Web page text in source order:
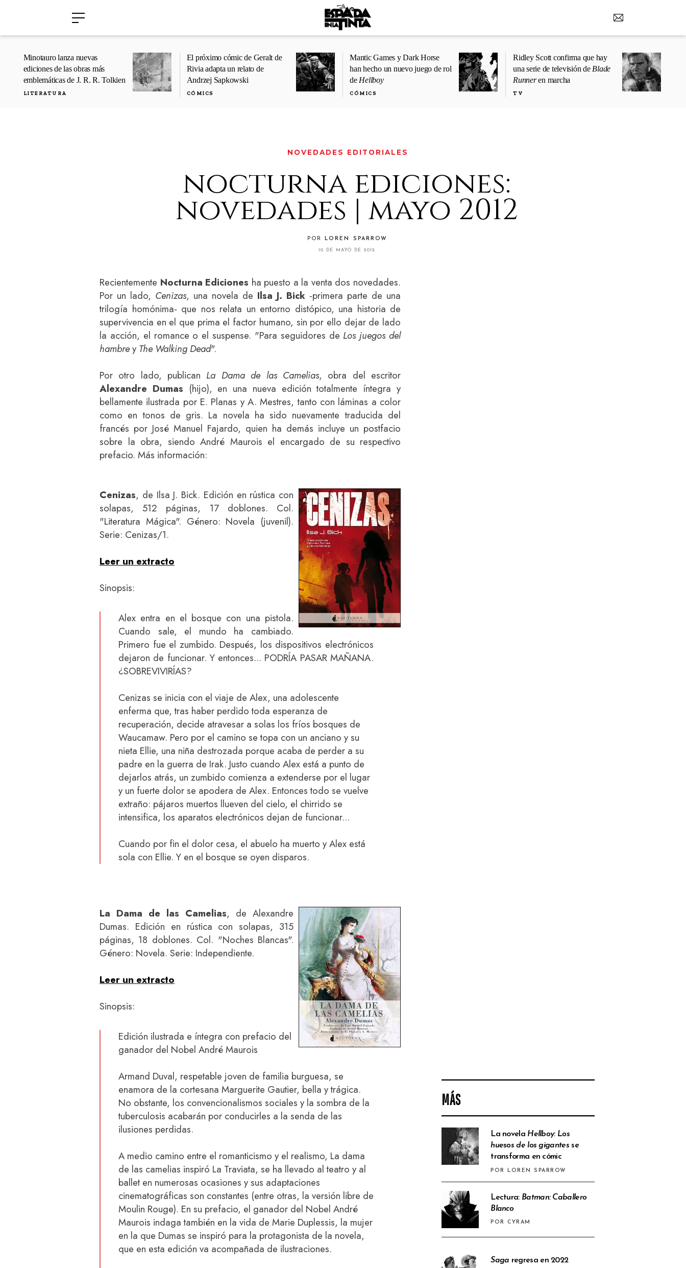
Minotauro lanza nuevas
ediciones de las obras más
emblemáticas de J. R. R. Tolkien
LITERATURA
El próximo cómic de Geralt de
Rivia adapta un relato de
Andrzej Sapkowski
CÓMICS
Mantic Games y Dark Horse
han hecho un nuevo juego de rol
de Hellboy
CÓMICS
Ridley Scott confirma que hay
una serie de televisión de Blade
Runneren marcha
TV
NOVEDADES EDITORIALES
nocturna ediciones:
novedades | mayo 2012
POR LOREN SPARROW
10 DE MAYO DE 2012
MÁS
La novela Hellboy: Los
huesos de los gigantesse
transforma en cómic
POR LOREN SPARROW
Lectura: Batman: Caballero
Blanco
POR CYRAM
Saga regresa en 2022
Recientemente Nocturna Ediciones ha puesto a la venta dos novedades.
Por un lado, Cenizas, una novela de Ilsa J. Bick -primera parte de una
trilogía homónima- que nos relata un entorno distópico, una historia de
supervivencia en el que prima el factor humano, sin por ello dejar de lado
la acción, el romance o el suspense. "Para seguidores de Los juegos del
hambrey The Walking Dead".
Por otro lado, publican La Dama de las Camelias, obra del escritor
Alexandre Dumas (hijo), en una nueva edición totalmente íntegra y
bellamente ilustrada por E. Planas y A. Mestres, tanto con láminas a color
como en tonos de gris. La novela ha sido nuevamente traducida del
francés por José Manuel Fajardo, quien ha demás incluye un postfacio
sobre la obra, siendo André Maurois el encargado de su respectivo
prefacio. Más información:
Cenizas, de Ilsa J. Bick. Edición en rústica con
solapas, 512 páginas, 17 doblones. Col.
"Literatura Mágica". Género: Novela (juvenil).
Serie: Cenizas/1.
Leer un extracto
Sinopsis:
Alex entra en el bosque con una pistola.
Cuando sale, el mundo ha cambiado.
Primero fue el zumbido. Después, los dispositivos electrónicos
dejaron de funcionar. Y entonces... PODRÍA PASAR MAÑANA.
¿SOBREVIVIRÍAS?
Cenizas se inicia con el viaje de Alex, una adolescente
enferma que, tras haber perdido toda esperanza de
recuperación, decide atravesar a solas los fríos bosques de
Waucamaw. Pero por el camino se topa con un anciano y su
nieta Ellie, una niña destrozada porque acaba de perder a su
padre en la guerra de Irak. Justo cuando Alex está a punto de
dejarlos atrás, un zumbido comienza a extenderse por el lugar
y un fuerte dolor se apodera de Alex. Entonces todo se vuelve
extraño: pájaros muertos llueven del cielo, el chirrido se
intensifica, los aparatos electrónicos dejan de funcionar...
Cuando por fin el dolor cesa, el abuelo ha muerto y Alex está
sola con Ellie. Y en el bosque se oyen disparos.
La Dama de las Camelias, de Alexandre
Dumas. Edición en rústica con solapas, 315
páginas, 18 doblones. Col. "Noches Blancas".
Género: Novela. Serie: Independiente.
Leer un extracto
Sinopsis:
Edición ilustrada e íntegra con prefacio del
ganador del Nobel André Maurois
Armand Duval, respetable joven de familia burguesa, se
enamora de la cortesana Marguerite Gautier, bella y trágica.
No obstante, los convencionalismos sociales y la sombra de la
tuberculosis acabarán por conducirles a la senda de las
ilusiones perdidas.
A medio camino entre el romanticismo y el realismo, La dama
de las camelias inspiró La Traviata, se ha llevado al teatro y al
ballet en numerosas ocasiones y sus adaptaciones
cinematográficas son constantes (entre otras, la versión libre de
Moulin Rouge). En su prefacio, el ganador del Nobel André
Maurois indaga también en la vida de Marie Duplessis, la mujer
en la que Dumas se inspiró para la protagonista de la novela,
que en esta edición va acompañada de ilustraciones.
›